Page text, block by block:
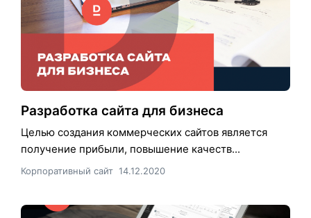
Разработка сайта для бизнеса
Целью создания коммерческих сайтов является
получение прибыли, повышение качеств...
Корпоративный сайт 14.12.2020